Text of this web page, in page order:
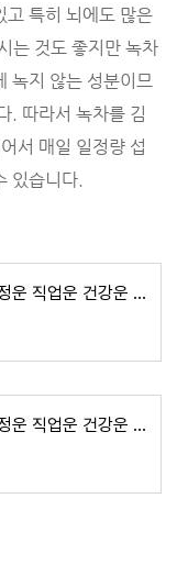
고 특히 뇌에도 많은
는 것도 좋지만 녹차
녹지 않는 성분이므
. 따라서 녹차를 김
서 매일 일정량 섭
있습니다.
아이유 사주(재물운 애정운 직업운 건강운 가족운)
장원영 사주(재물운 애정운 직업운 건강운 가족운)